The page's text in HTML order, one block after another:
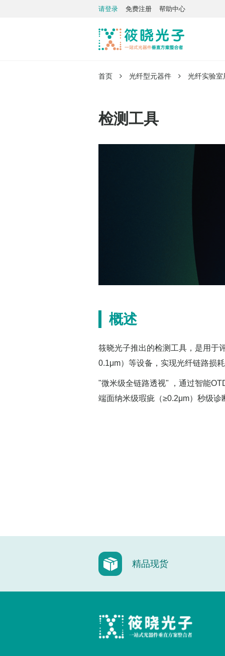
请登录 免费注册 帮助中心
首页 光纤型元器件 光纤实验室
检测工具
概述
筱晓光子推出的检测工具，是用于
0.1μm）等设备，实现光纤链路损
"微米级全链路透视" ，通过智能
端面纳米级瑕疵（≥0.2μm）秒级
精品现货